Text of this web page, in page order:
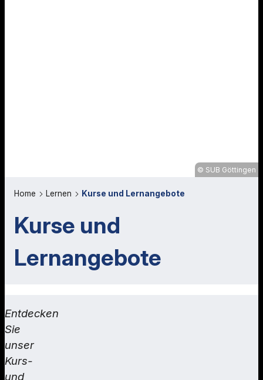
SUB Göttingen
Home Lernen Kurse und Lernangebote
Kurse und
Lernangebote
Entdecken
Sie
unser
Kurs-
und